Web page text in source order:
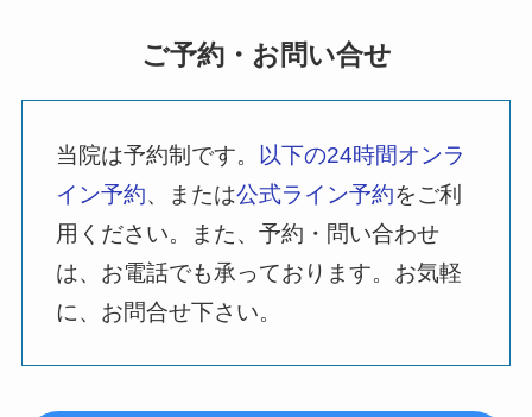
ご予約・お問い合せ
当院は予約制です。
以下の24時間オンラ
イン予約、または公式ライン予約をご利
用ください。また、予約・問い合わせ
は、お電話でも承っております。お気軽
に、お問合せ下さい。